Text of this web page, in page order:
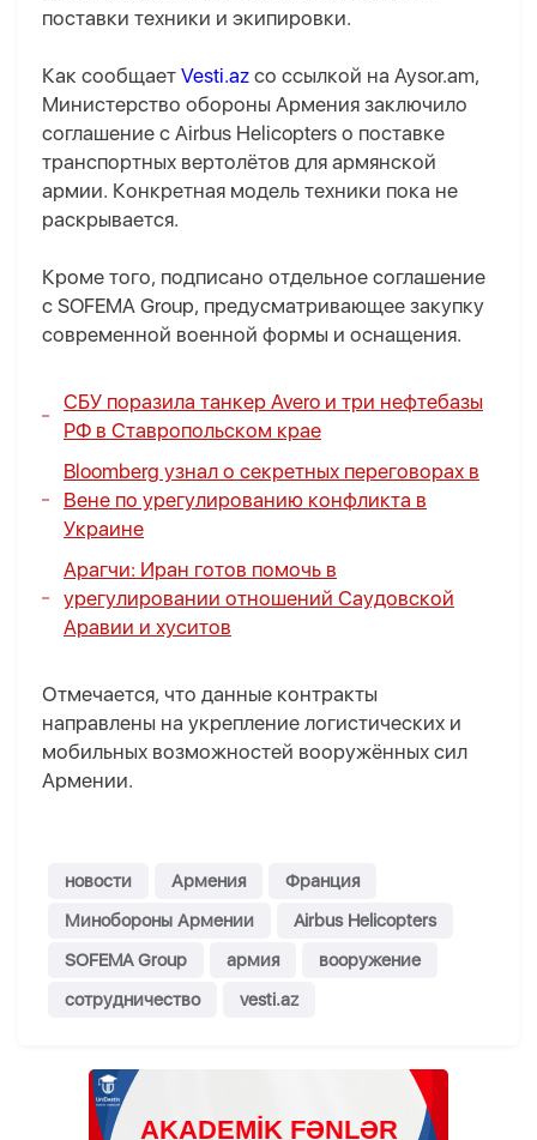
поставки техники и экипировки.
Как сообщает Vesti.az со ссылкой на Aysor.am,
Министерство обороны Армения заключило
соглашение с Airbus Helicopters о поставке
транспортных вертолётов для армянской
армии. Конкретная модель техники пока не
раскрывается.
Кроме того, подписано отдельное соглашение
с SOFEMA Group, предусматривающее закупку
современной военной формы и оснащения.
СБУ поразила танкер Avero и три нефтебазы
РФ в Ставропольском крае
Bloomberg узнал о секретных переговорах в
Вене по урегулированию конфликта в
Украине
Арагчи: Иран готов помочь в
урегулировании отношений Саудовской
Аравии и хуситов
Отмечается, что данные контракты
направлены на укрепление логистических и
мобильных возможностей вооружённых сил
Армении.
новости Армения
Франция
Минобороны Армении
Airbus Helicopters
SOFEMA Group
армия
вооружение
сотрудничество
vesti.az